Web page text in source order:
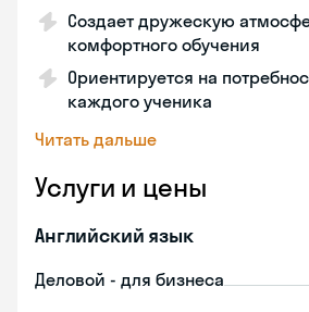
Создает дружескую
комфортного обучения
Ориентируется на
каждого ученика
Читать дальше
Услуги и цены
Английский язык
Деловой - для бизнеса